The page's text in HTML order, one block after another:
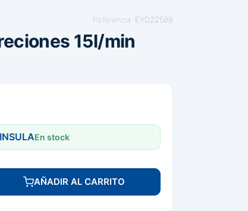
Referencia: EYD22598
15l/min
En stock
AÑADIR AL CARRITO